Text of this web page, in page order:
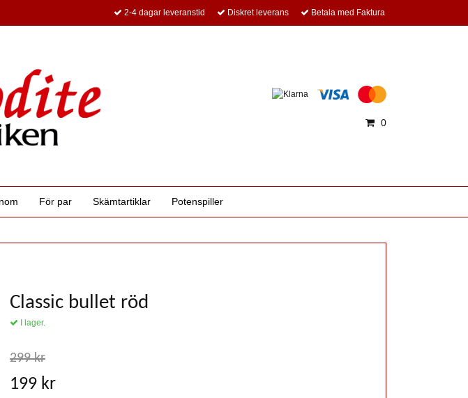
2-4 dagar leveranstid Diskret leverans Betala med Faktura
0
För par Skämtartiklar Potenspiller
Classic bullet röd
I lager.
299 kr
199 kr